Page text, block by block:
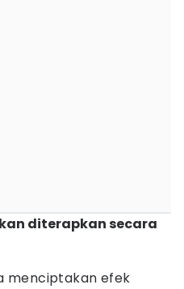
diterapkan secara
menciptakan efek